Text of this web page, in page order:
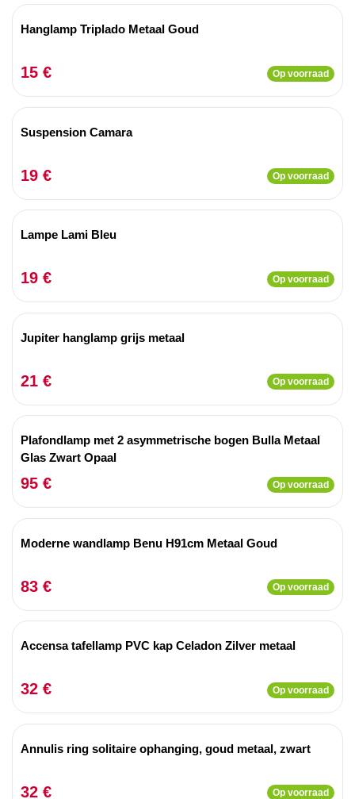
Hanglamp Triplado Metaal Goud
15 € Op voorraad
Suspension Camara
19 € Op voorraad
Lampe Lami Bleu
19 € Op voorraad
Jupiter hanglamp grijs metaal
21 € Op voorraad
Plafondlamp met 2 asymmetrische bogen Bulla Metaal
Glas Zwart Opaal
95 € Op voorraad
Moderne wandlamp Benu H91cm Metaal Goud
83 € Op voorraad
Accensa tafellamp PVC kap Celadon Zilver metaal
32 € Op voorraad
Annulis ring solitaire ophanging, goud metaal, zwart
32 € Op voorraad